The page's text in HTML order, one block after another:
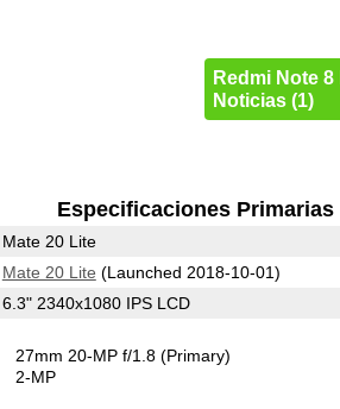
Redmi Note 8
Noticias (1)
Especificaciones Primarias
Mate 20 Lite
Mate 20 Lite (Launched 2018-10-01)
6.3" 2340x1080 IPS LCD
27mm 20-MP f/1.8(Primary)
2-MP